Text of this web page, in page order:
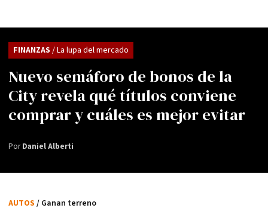
Nuevo semáforo de bonos de la
City revela qué títulos conviene
comprar y cuáles es mejor evitar
FINANZAS / La lupa del mercado
PorDaniel Alberti
AUTOS / Ganan terreno